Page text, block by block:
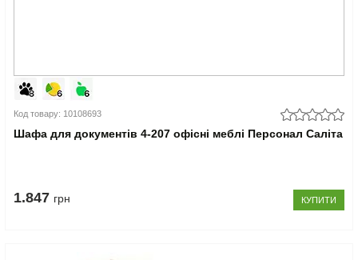
Код товару: 10108693
Шафа для документів 4-207 офісні меблі Персонал Саліта
1.847 грн КУПИТИ